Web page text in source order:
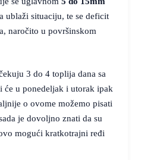
ublaži situaciju, te se deficit
naročito u površinskom
3 do 4 toplija dana sa
će u ponedeljak i utorak ipak
o ovome možemo pisati
je dovoljno znati da su
mogući kratkotrajni ređi